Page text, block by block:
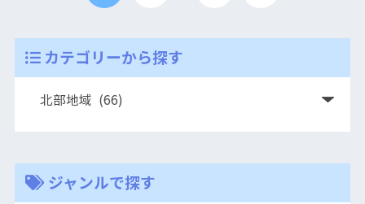
カテゴリーから探す
ジャンルで探す